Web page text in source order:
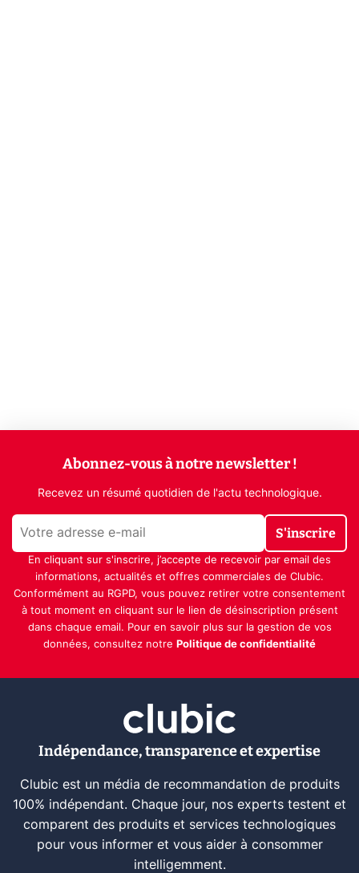
Abonnez-vous à notre newsletter !
Recevez un résumé quotidien de l'actu technologique.
S'inscrire
En cliquant sur s'inscrire, j’accepte de recevoir par email des
informations, actualités et offres commerciales de Clubic.
Conformément au RGPD, vous pouvez retirer votre consentement
à tout moment en cliquant sur le lien de désinscription présent
dans chaque email. Pour en savoir plus sur la gestion de vos
données, consultez notre Politique de confidentialité
Indépendance, transparence et expertise
Clubic est un média de recommandation de produits
100% indépendant. Chaque jour, nos experts testent et
comparent des produits et services technologiques
pour vous informer et vous aider à consommer
intelligemment.